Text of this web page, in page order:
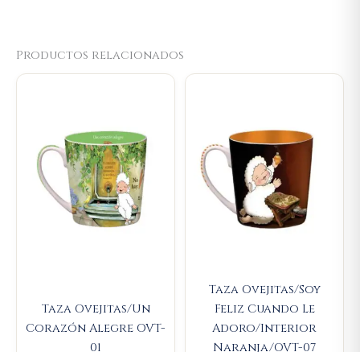
Productos relacionados
Taza Ovejitas/Un
Corazón Alegre OVT-
01
Current
Taza Ovejitas/Soy
Feliz Cuando Le
Adoro/Interior
Naranja/OVT-07
Current